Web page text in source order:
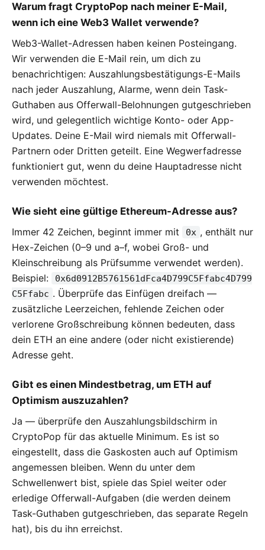
Warum fragt CryptoPop nach meiner E-Mail,
wenn ich eine Web3 Wallet verwende?
Web3-Wallet-Adressen haben keinen Posteingang.
Wir verwenden die E-Mail rein, um dich zu
benachrichtigen: Auszahlungsbestätigungs-E-Mails
nach jeder Auszahlung, Alarme, wenn dein Task-
Guthaben aus Offerwall-Belohnungen gutgeschrieben
wird, und gelegentlich wichtige Konto- oder App-
Updates. Deine E-Mail wird niemals mit Offerwall-
Partnern oder Dritten geteilt. Eine Wegwerfadresse
funktioniert gut, wenn du deine Hauptadresse nicht
verwenden möchtest.
Wie sieht eine gültige Ethereum-Adresse aus?
Immer 42 Zeichen, beginnt immer mit
0x , enthält nur
Hex-Zeichen (0–9 und a–f, wobei Groß- und
Kleinschreibung als Prüfsumme verwendet werden).
Beispiel:
0x6d0912B5761561dFca4D799C5Ffabc4D799
C5Ffabc . Überprüfe das Einfügen dreifach —
zusätzliche Leerzeichen, fehlende Zeichen oder
verlorene Großschreibung können bedeuten, dass
dein ETH an eine andere (oder nicht existierende)
Adresse geht.
Gibt es einen Mindestbetrag, um ETH auf
Optimism auszuzahlen?
Ja — überprüfe den Auszahlungsbildschirm in
CryptoPop für das aktuelle Minimum. Es ist so
eingestellt, dass die Gaskosten auch auf Optimism
angemessen bleiben. Wenn du unter dem
Schwellenwert bist, spiele das Spiel weiter oder
erledige Offerwall-Aufgaben (die werden deinem
Task-Guthaben gutgeschrieben, das separate Regeln
hat), bis du ihn erreichst.